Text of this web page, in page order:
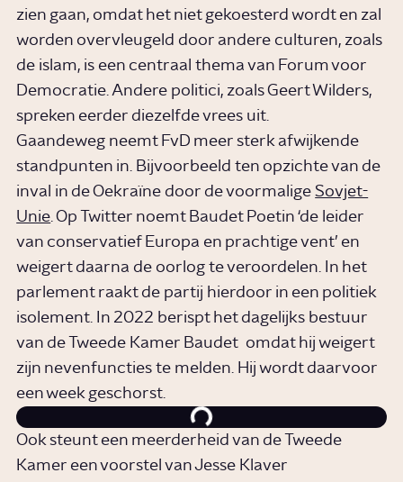
zien gaan, omdat het niet gekoesterd wordt en zal
worden overvleugeld door andere culturen, zoals
de islam, is een centraal thema van Forum voor
Democratie. Andere politici, zoals Geert Wilders,
spreken eerder diezelfde vrees uit.
Gaandeweg neemt FvD meer sterk afwijkende
standpunten in. Bijvoorbeeld ten opzichte van de
inval in de Oekraïne door de voormaligeSovjet-
Unie. Op Twitter noemt Baudet Poetin ‘de leider
van conservatief Europa en prachtige vent’ en
weigert daarna de oorlog te veroordelen. In het
parlement raakt de partij hierdoor in een politiek
isolement. In 2022 berispt het dagelijks bestuur
van de Tweede Kamer Baudet omdat hij weigert
zijn nevenfuncties te melden. Hij wordt daarvoor
een week geschorst.
Ook steunt een meerderheid van de Tweede
Kamer een voorstel van Jesse Klaver